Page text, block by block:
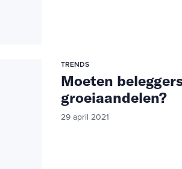
TRENDS
Moeten
groeiaandelen?
29 april 2021